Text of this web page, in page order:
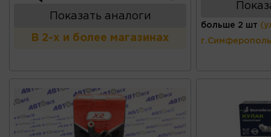
Показать аналоги
В 2-х и более магазинах
больше 2 шт